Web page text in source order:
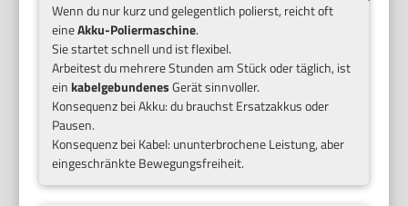
Wenn du nur kurz und gelegentlich polierst, reicht oft
eineAkku-Poliermaschine.
Sie startet schnell und ist flexibel.
Arbeitest du mehrere Stunden am Stück oder täglich, ist
einkabelgebundenesGerät sinnvoller.
Konsequenz bei Akku: du brauchst Ersatzakkus oder
Pausen.
Konsequenz bei Kabel: ununterbrochene Leistung, aber
eingeschränkte Bewegungsfreiheit.